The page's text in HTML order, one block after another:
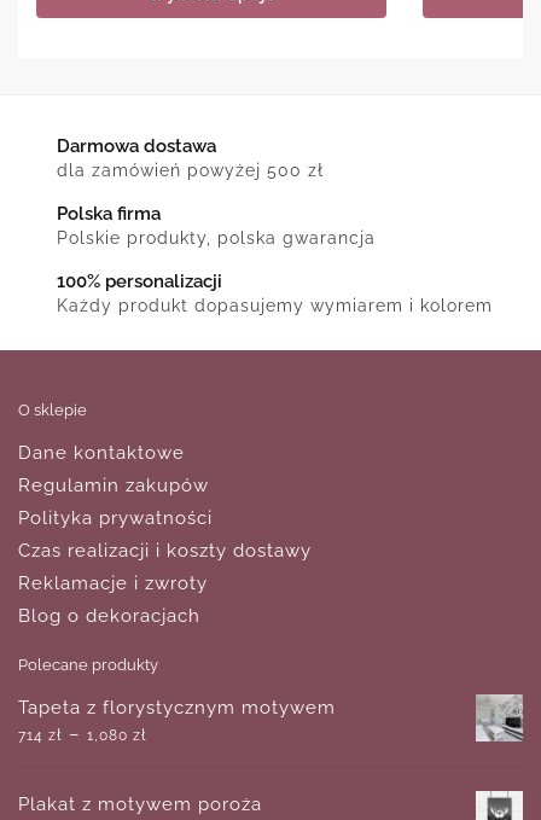
Darmowa dostawa
dla zamówień powyżej 500 zł
Polska firma
Polskie produkty, polska gwarancja
100% personalizacji
Każdy produkt dopasujemy wymiarem i kolorem
O sklepie
Dane kontaktowe
Regulamin zakupów
Polityka prywatności
Czas realizacji i koszty dostawy
Reklamacje i zwroty
Blog o dekoracjach
Polecane produkty
Tapeta z florystycznym motywem
714 zł – 1,080 zł
Plakat z motywem poroża